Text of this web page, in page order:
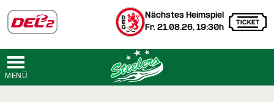
Nächstes Heimspiel
Fr. 21.08.26, 19:30h
MENÜ